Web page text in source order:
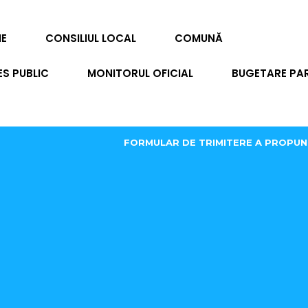
CONSILIUL LOCAL COMUNĂ
PUBLIC MONITORUL OFICIAL BUGETARE
FORMULAR DE TRIMITERE A